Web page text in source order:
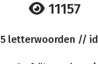
11157
5 letterwoorden // id